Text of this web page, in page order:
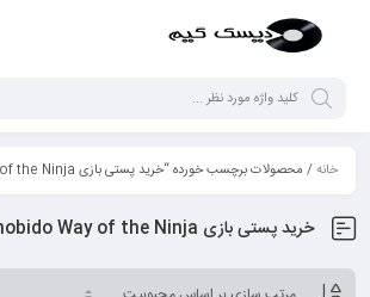
خانه/ محصولات برچسب خورده “خرید پستی بازی Shinobido Way of the Ninja”
خرید پستی بازی Shinobido Way of the Ninja